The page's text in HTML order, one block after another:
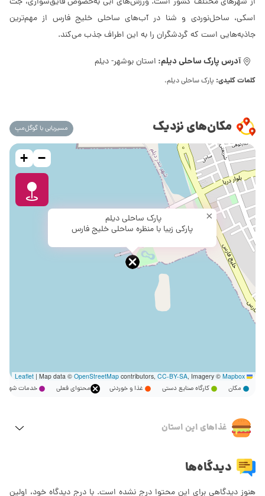
اسکی، ساحل‌نوردی و شنا در آب‌های ساحلی خلیج فارس از مهم‌ترین
جاذبه‌هایی است که گردشگران را به این اطراف جذب می‌کند.
آدرس پارک ساحلی دیلم: استان بوشهر- دیلم
کلمات کلیدی: پارک ساحلی دیلم،
مکان‌های نزدیک مسیریابی با گوگل‌مپ
پارک ساحلی دیلم
پارکی زیبا با منظره ساحلی خلیج فارس
×
+ −
Leaflet
| Map data © OpenStreetMapcontributors, CC-BY-SA, Imagery © Mapbox
مکان کارگاه صنایع دستی غذا و خوردنی محتوای فعلی خدمات
غذاهای این استان
دیدگاه‌ها
هنوز دیدگاهی برای این محتوا درج نشده است. با درج دیدگاه خود، اولین